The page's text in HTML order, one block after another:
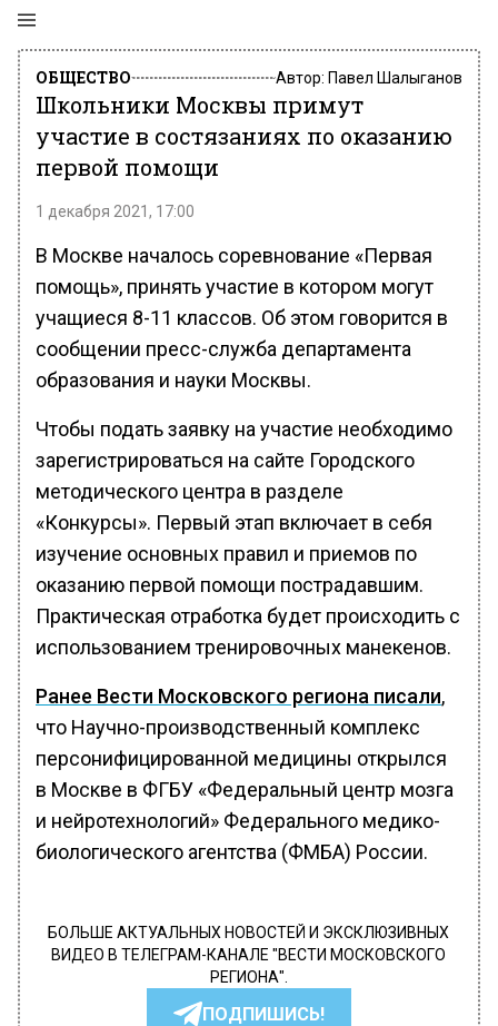
ОБЩЕСТВО Автор: Павел Шалыганов
Школьники Москвы примут
участие в состязаниях по оказанию
первой помощи
1 декабря 2021, 17:00
В Москве началось соревнование «Первая
помощь», принять участие в котором могут
учащиеся 8-11 классов. Об этом говорится в
сообщении пресс-служба департамента
образования и науки Москвы.
Чтобы подать заявку на участие необходимо
зарегистрироваться на сайте Городского
методического центра в разделе
«Конкурсы». Первый этап включает в себя
изучение основных правил и приемов по
оказанию первой помощи пострадавшим.
Практическая отработка будет происходить с
использованием тренировочных манекенов.
Ранее Вести Московского региона писали,
что Научно-производственный комплекс
персонифицированной медицины открылся
в Москве в ФГБУ «Федеральный центр мозга
и нейротехнологий» Федерального медико-
биологического агентства (ФМБА) России.
БОЛЬШЕ АКТУАЛЬНЫХ НОВОСТЕЙ И ЭКСКЛЮЗИВНЫХ
ВИДЕО В ТЕЛЕГРАМ-КАНАЛЕ "ВЕСТИ МОСКОВСКОГО
РЕГИОНА".
ПОДПИШИСЬ!